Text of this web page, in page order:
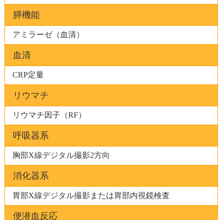
膵機能
アミラーゼ（血清）
血清
CRP定量
リウマチ
リウマチ因子（RF）
呼吸器系
胸部X線デジタル撮影2方向
消化器系
胃部X線デジタル撮影または胃部内視鏡検査
便潜血反応